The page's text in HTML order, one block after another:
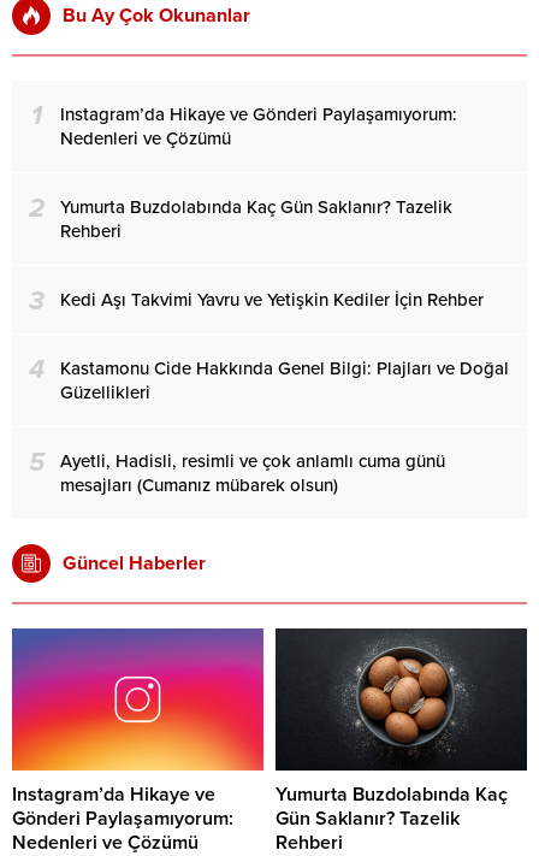
Bu Ay Çok Okunanlar
1
Instagram’da Hikaye ve Gönderi Paylaşamıyorum:
Nedenleri ve Çözümü
2
Yumurta Buzdolabında Kaç Gün Saklanır? Tazelik
Rehberi
3 Kedi Aşı Takvimi Yavru ve Yetişkin Kediler İçin Rehber
4
Kastamonu Cide Hakkında Genel Bilgi: Plajları ve Doğal
Güzellikleri
5
Ayetli, Hadisli, resimli ve çok anlamlı cuma günü
mesajları (Cumanız mübarek olsun)
Güncel Haberler
Instagram’da Hikaye ve
Gönderi Paylaşamıyorum:
Nedenleri ve Çözümü
Yumurta Buzdolabında Kaç
Gün Saklanır? Tazelik
Rehberi